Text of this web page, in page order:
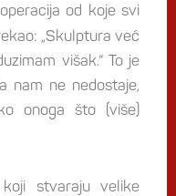
od koje svi
„Skulptura već
višak.“ To je
nam ne nedostaje,
onoga što (više)
stvaraju velike